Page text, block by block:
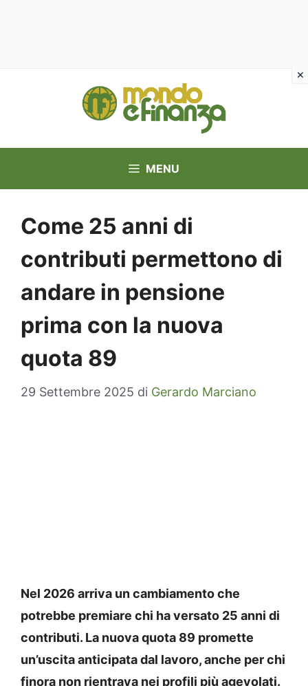
MENU
Come 25 anni di
contributi permettono di
andare in pensione
prima con la nuova
quota 89
29 Settembre 2025 di Gerardo Marciano
Nel 2026 arriva un cambiamento che
potrebbe premiare chi ha versato 25 anni di
contributi. La nuova quota 89 promette
un’uscita anticipata dal lavoro, anche per chi
finora non rientrava nei profili più agevolati.